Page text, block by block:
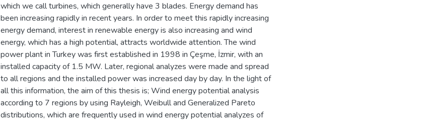
which we call turbines, which generally have 3 blades. Energy demand has
been increasing rapidly in recent years. In order to meet this rapidly increasing
energy demand, interest in renewable energy is also increasing and wind
energy, which has a high potential, attracts worldwide attention. The wind
power plant in Turkey was first established in 1998 in Çeşme, İzmir, with an
installed capacity of 1.5 MW. Later, regional analyzes were made and spread
to all regions and the installed power was increased day by day. In the light of
all this information, the aim of this thesis is; Wind energy potential analysis
according to 7 regions by using Rayleigh, Weibull and Generalized Pareto
distributions, which are frequently used in wind energy potential analyzes of